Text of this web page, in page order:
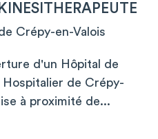
Crépy-en-Valois
d'un Hôpital de
de Crépy-
à proximité de...